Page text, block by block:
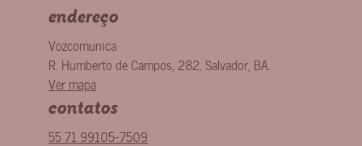
endereço
Vozcomunica
R. Humberto de Campos, 282 Salvador BA
Ver mapa
contatos
55 71 99105-7509